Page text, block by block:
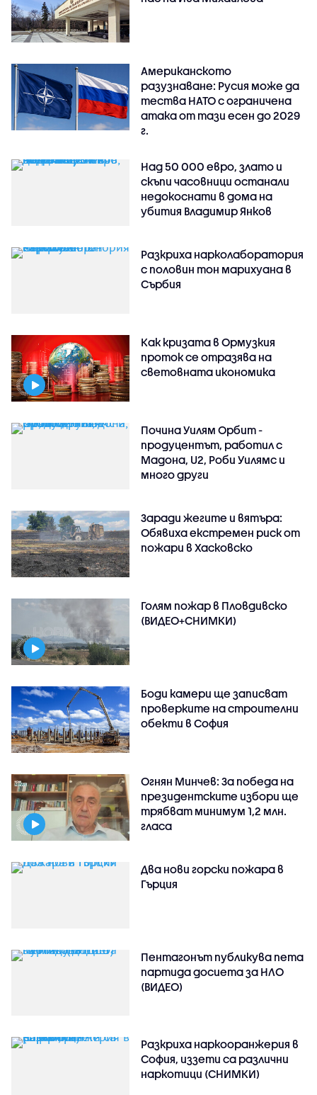
Американското
разузнаване: Русия може да
тества НАТО с ограничена
атака от тази есен до 2029
г.
Над 50 000 евро, злато и
скъпи часовници останали
недокоснати в дома на
убития Владимир Янков
Разкриха нарколаборатория
с половин тон марихуана в
Сърбия
Как кризата в Ормузкия
проток се отразява на
световната икономика
Почина Уилям Орбит -
продуцентът, работил с
Мадона, U2, Роби Уилямс и
много други
Заради жегите и вятъра:
Обявиха екстремен риск от
пожари в Хасковско
Голям пожар в Пловдивско
(ВИДЕО+СНИМКИ)
Боди камери ще записват
проверките на строителни
обекти в София
Огнян Минчев: За победа на
президентските избори ще
трябват минимум 1,2 млн.
гласа
Два нови горски пожара в
Гърция
Пентагонът публикува пета
партида досиета за НЛО
(ВИДЕО)
Разкриха наркооранжерия в
София, иззети са различни
наркотици (СНИМКИ)